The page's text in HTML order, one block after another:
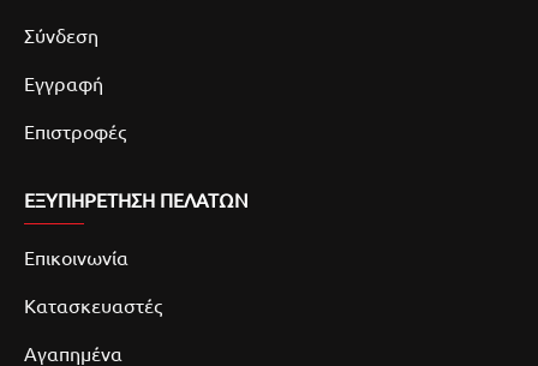
Σύνδεση
Εγγραφή
Επιστροφές
ΕΞΥΠΗΡΕΤΗΣΗ ΠΕΛΑΤΩΝ
Επικοινωνία
Κατασκευαστές
Αγαπημένα